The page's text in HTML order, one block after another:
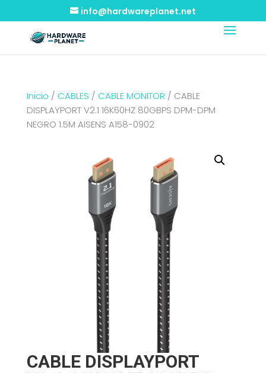
info@hardwareplanet.net
Inicio / CABLES / CABLE MONITOR / CABLE
DISPLAYPORT V2.1 16K60HZ 80GBPS DPM-DPM
NEGRO 1.5M AISENS A158-0902
CABLE DISPLAYPORT